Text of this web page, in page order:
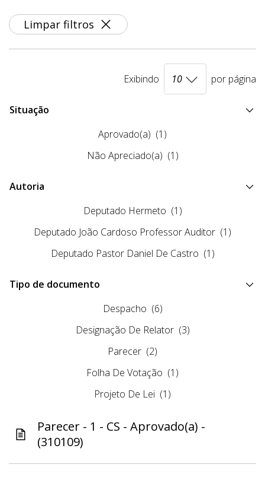
Limpar filtros
Exibindo por página
Situação
Aprovado(a) (1)
Não Apreciado(a) (1)
Autoria
Deputado Hermeto (1)
Deputado João Cardoso Professor Auditor (1)
Deputado Pastor Daniel De Castro (1)
Tipo de documento
Despacho (6)
Designação De Relator (3)
Parecer (2)
Folha De Votação (1)
Projeto De Lei (1)
Parecer - 1 - CS - Aprovado(a) -
(310109)